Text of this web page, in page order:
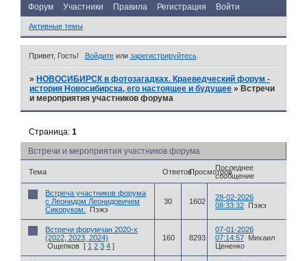
Форум Участники Правила Регистрация Войти
Активные темы
Привет, Гость! Войдитеили зарегистрируйтесь.
» НОВОСИБИРСК в фотозагадках. Краеведческий форум -
история Новосибирска, его настоящее и будущее » Встречи
и мероприятия участников форума
Встречи и мероприятия участников форума
Страница:1
Тема ОтветовПросмотровПоследнее
сообщение
Встреча участников форума
с Леонидом Леонидовичем
Сикоруком.
Пэжэ
30 1602
28-02-2026
08:33:32 Пэжэ
Встречи форумчан 2020-х
(2022, 2023, 2024)
Ощепков [ 1 2 3 4 ]
160 8293
07-01-2026
07:14:57 Михаил
Цененко